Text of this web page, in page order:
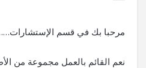
مرحبا بك في قسم
نعم القائم بالعمل مجموعة من